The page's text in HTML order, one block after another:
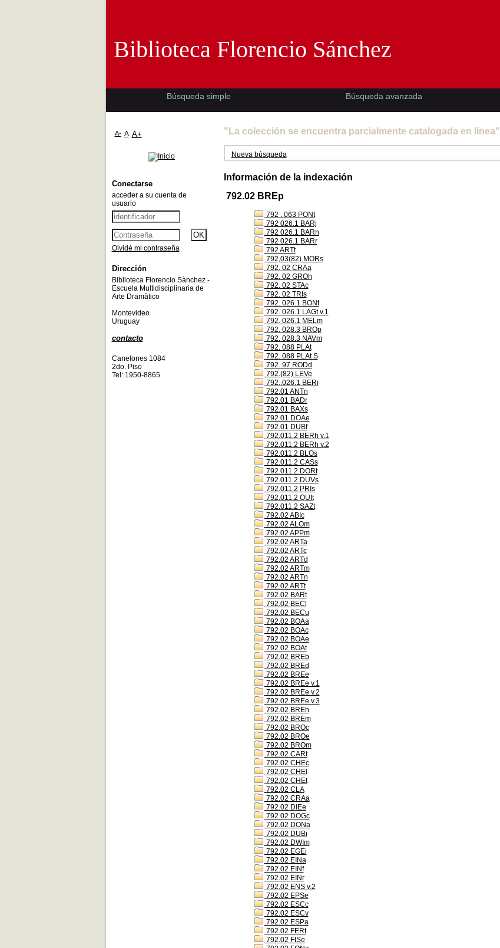
"La colección se encuentra parcialmente catalogada en línea"
Nueva búsqueda
Información de la indexación
792.02 BREp
792 . 063 PONt
792 026.1 BARj
792 026.1 BARn
792 026.1 BARr
792 ARTt
792,03(82) MORs
792. 02 CRAa
792. 02 GROh
792. 02 STAc
792. 02 TRIs
792. 026.1 BONt
792. 026.1 LAGt v.1
792. 026.1 MELm
792. 028.3 BROp
792. 028.3 NAVm
792. 088 PLAt
792. 088 PLAt S
792. 97 RODd
792.(82) LEVe
792..026.1 BERi
792.01 ANTn
792.01 BADr
792.01 BAXs
792.01 DOAe
792.01 DUBf
792.011.2 BERh v.1
792.011.2 BERh v.2
792.011.2 BLOs
792.011.2 CASs
792.011.2 DORt
792.011.2 DUVs
792.011.2 PRIs
792.011.2 QUIt
792.011.2 SAZt
792.02 ABIc
792.02 ALOm
792.02 APPm
792.02 ARTa
792.02 ARTc
792.02 ARTd
792.02 ARTm
792.02 ARTn
792.02 ARTt
792.02 BARt
792.02 BECl
792.02 BECu
792.02 BOAa
792.02 BOAc
792.02 BOAe
792.02 BOAt
792.02 BREb
792.02 BREd
792.02 BREe
792.02 BREe v.1
792.02 BREe v.2
792.02 BREe v.3
792.02 BREh
792.02 BREm
792.02 BROc
792.02 BROe
792.02 BROm
792.02 CARt
792.02 CHEc
792.02 CHEl
792.02 CHEt
792.02 CLA
792.02 CRAa
792.02 DIEe
792.02 DOGc
792.02 DONa
792.02 DUBi
792.02 DWIm
792.02 EGEi
792.02 EINa
792.02 EINf
792.02 EINr
792.02 ENS v.2
792.02 EPSe
792.02 ESCc
792.02 ESCv
792.02 ESPa
792.02 FERt
792.02 FISe
Biblioteca Florencio Sánchez
Búsqueda simple Búsqueda avanzada
A- A A+
Conectarse
acceder a su cuenta de
usuario
Olvidé mi contraseña
Dirección
Biblioteca Florencio Sànchez -
Escuela Multidisciplinaria de
Arte Dramàtico
Montevideo
Uruguay
contacto
Canelones 1084
2do. Piso
Tel: 1950-8865